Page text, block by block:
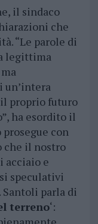
il sindaco
che
“Le parole di
legittima
un’intera
proprio futuro
ha esordito il
con
che il nostro
acciaio e
speculativi
parla di
terreno‘: